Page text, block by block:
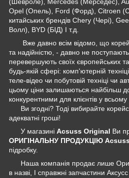
Opel (Опель), Ford (Форд), Citroen
китайських брендів Chery (Чері),
Волл), BYD (БІД) І т.д.
Вже давно всім відомо, що
та надійністю, - давно не
перевершують своїх європейських
будь-якій сфері: комп'ютерній
теле-відео чи побутовій техніці чи
цьому ціни залишаються найбільш
конкурентними для клієнтів у всьому
Ви згодні? Тоді вибирайте
адекватні гроші!
У магазині Acsuss Original Ви
ОРИГІНАЛЬНУ ПРОДУКЦІЮ Acsuss
підробку.
Наша компанія продає лише
в назві, І справжні запчастини